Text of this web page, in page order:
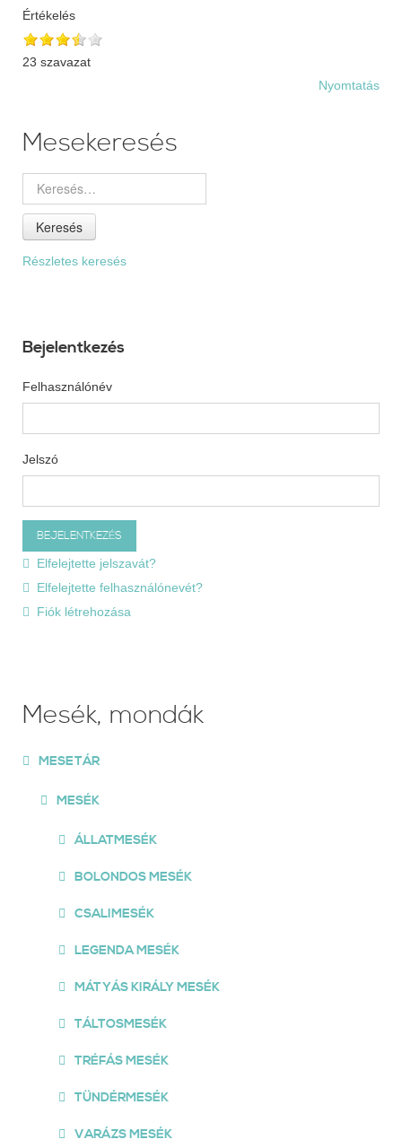
Értékelés
23 szavazat
Nyomtatás
Mesekeresés
Keresés
Részletes keresés
Bejelentkezés
Felhasználónév
Jelszó
Elfelejtette jelszavát?
Elfelejtette felhasználónevét?
Fiók létrehozása
Mesék, mondák
MESETÁR
MESÉK
ÁLLATMESÉK
BOLONDOS MESÉK
CSALIMESÉK
LEGENDA MESÉK
MÁTYÁS KIRÁLY MESÉK
TÁLTOSMESÉK
TRÉFÁS MESÉK
TÜNDÉRMESÉK
VARÁZS MESÉK